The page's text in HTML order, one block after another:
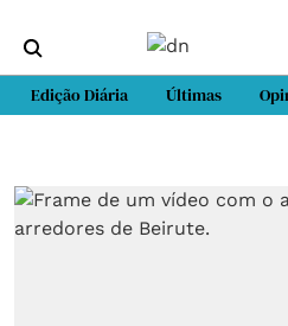
Edição Diária Últimas